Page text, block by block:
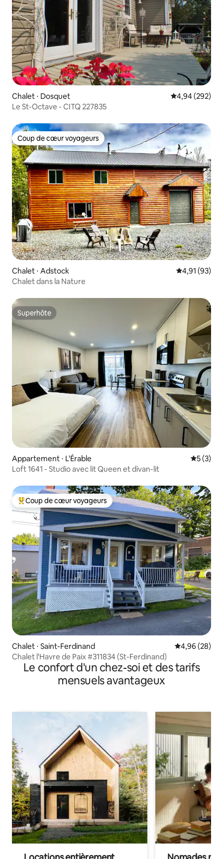
Chalet ⋅ Dosquet Évaluation
4,94 (292)
Le St-Octave - CITQ 227835
Coup de cœur voyageurs
Coup de cœur voyageurs
Chalet ⋅ Adstock Évaluation
4,91 (93)
Chalet dans la Nature
Superhôte
Superhôte
Appartement ⋅ L'Érable
5 (3)
Loft 1641 - Studio avec lit Queen et divan-lit
Coups de cœur voyageurs les plus appréciés
Coup de cœur voyageurs
Chalet ⋅ Saint-Ferdinand Évaluation
4,96 (28)
Chalet l'Havre de Paix #311834 (St-Ferdinand)
Le confort d'un chez-soi et des tarifs
mensuels avantageux